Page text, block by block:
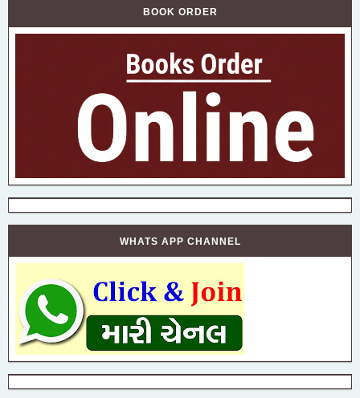
BOOK ORDER
WHATS APP CHANNEL